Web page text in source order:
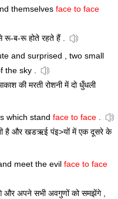
themselves face to face
रू-ब-रू होते रहते हैं .
and surprised , two small
the sky .
की मरती रोशनी में दो धुँधली
which stand face to face .
है और खडऋई पंइ>यों में एक दूसरे के
meet the evil face to face
और अपने सभी अवगुणों को समझेंगे ,